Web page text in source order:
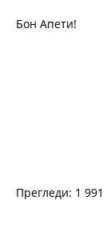
Бон Апети!
Прегледи: 1 991